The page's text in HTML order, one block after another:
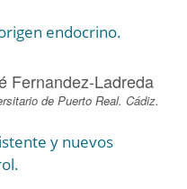
endocrino.
Fernandez-Ladreda
de Puerto Real. Cádiz.
y nuevos